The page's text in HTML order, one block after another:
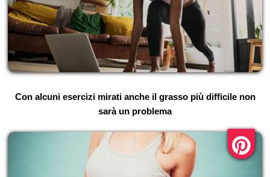
Con alcuni esercizi mirati anche il grasso più difficile non
sarà un problema